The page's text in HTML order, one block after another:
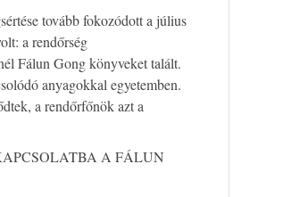
tovább fokozódott a július
a rendőrség
Fálun Gong könyveket talált.
anyagokkal egyetemben.
a rendőrfőnök azt a
A FÁLUN